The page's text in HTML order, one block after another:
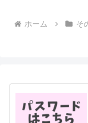
ホーム そ